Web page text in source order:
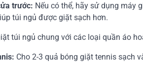
trước: Nếu có thể, hãy sử dụng máy
túi ngủ được giặt sạch hơn.
túi ngủ chung với các loại quần áo
Cho 2-3 quả bóng giặt tennis sạch